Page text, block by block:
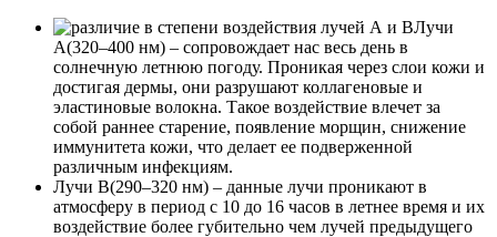
Лучи
А(320–400 нм) – сопровождает нас весь день в
солнечную летнюю погоду. Проникая через слои кожи и
достигая дермы, они разрушают коллагеновые и
эластиновые волокна. Такое воздействие влечет за
собой раннее старение, появление морщин, снижение
иммунитета кожи, что делает ее подверженной
различным инфекциям.
Лучи В(290–320 нм) – данные лучи проникают в
атмосферу в период с 10 до 16 часов в летнее время и их
воздействие более губительно чем лучей предыдущего